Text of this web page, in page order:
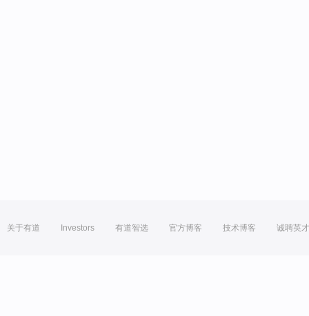
关于有道 Investors 有道智选 官方博客 技术博客 诚聘英才